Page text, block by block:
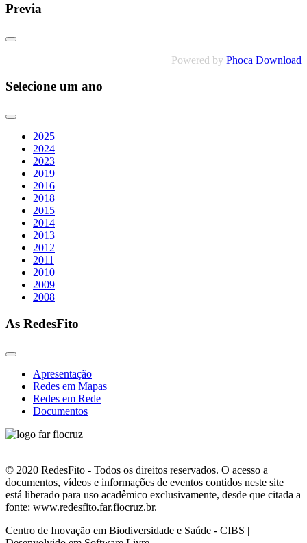
Previa
Powered by Phoca Download
Selecione um ano
2025
2024
2023
2019
2016
2018
2015
2014
2013
2012
2011
2010
2009
2008
As RedesFito
Apresentação
Redes em Mapas
Redes em Rede
Documentos
© 2020 RedesFito - Todos os direitos reservados. O acesso a
documentos, vídeos e informações de eventos contidos neste site
está liberado para uso acadêmico exclusivamente, desde que citada a
fonte: www.redesfito.far.fiocruz.br.
Centro de Inovação em Biodiversidade e Saúde - CIBS |